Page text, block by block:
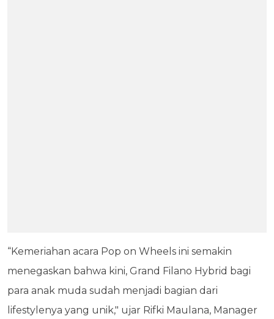
“Kemeriahan acara Pop on Wheels ini semakin
menegaskan bahwa kini, Grand Filano Hybrid bagi
para anak muda sudah menjadi bagian dari
lifestylenya yang unik," ujar Rifki Maulana, Manager